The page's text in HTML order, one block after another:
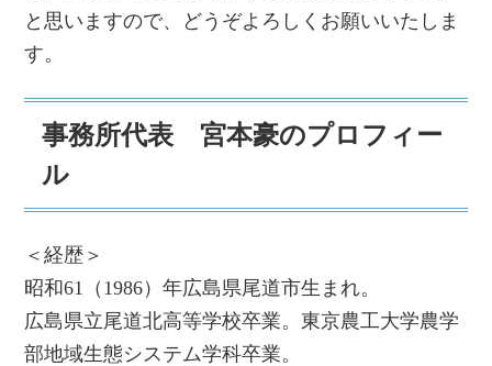
と思いますので、どうぞよろしくお願いいたしま
す。
事務所代表 宮本豪のプロフィー
ル
＜経歴＞
昭和61（1986）年広島県尾道市生まれ。
広島県立尾道北高等学校卒業。東京農工大学農学
部地域生態システム学科卒業。